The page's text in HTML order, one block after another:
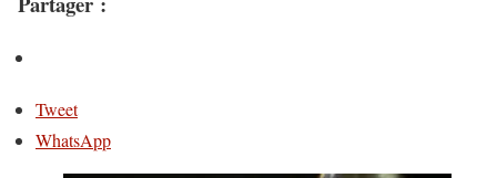
Tweet
WhatsApp